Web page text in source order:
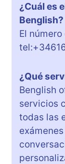
¿Cuál es
Benglish?
El
¿Qué
Benglish
servicios
todas las